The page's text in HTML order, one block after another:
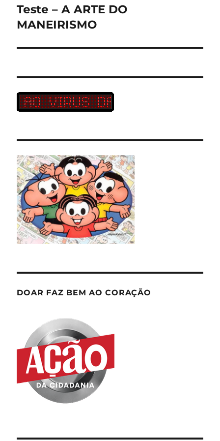
Próximo
post:
Teste – A ARTE DO
MANEIRISMO
DOAR FAZ BEM AO CORAÇÃO